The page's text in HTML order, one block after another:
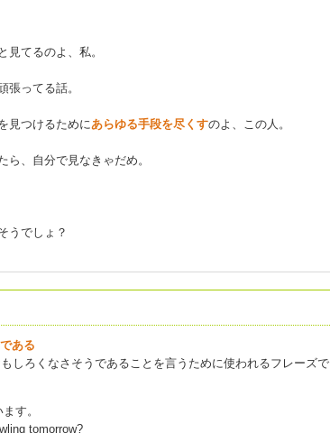
見てるのよ、私。
張ってる話。
見つけるためにあらゆる手段を尽くすのよ、この人。
ら、自分で見なきゃだめ。
うでしょ？
ある
しろくなさそうであることを言うために使われるフレーズで
す。
tomorrow?